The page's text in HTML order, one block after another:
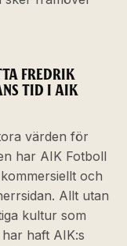
FREDRIK
TID I AIK
värden för
har AIK Fotboll
och
Allt utan
kultur som
haft AIK:s